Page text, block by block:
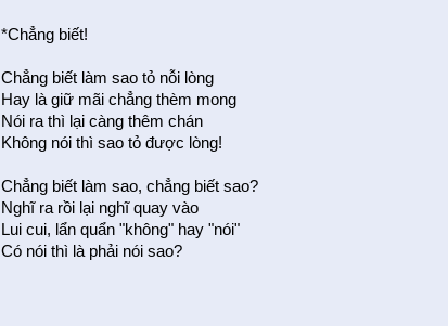
*Chẳng biết!
Chẳng biết làm sao tỏ nỗi lòng
Hay là giữ mãi chẳng thèm mong
Nói ra thì lại càng thêm chán
Không nói thì sao tỏ được lòng!
Chẳng biết làm sao, chẳng biết sao?
Nghĩ ra rồi lại nghĩ quay vào
Lui cui, lẩn quẩn "không" hay "nói"
Có nói thì là phải nói sao?